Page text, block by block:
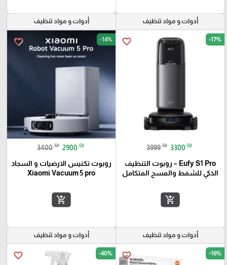
أدوات و مواد تنظيف
favorite_border -17%
3999 ₪ 3300 ₪
Eufy S1 Pro – روبوت التنظيف
الذكي للشفط والمسح المتكامل
add_shopping_cart
أدوات و مواد تنظيف
favorite_border -14%
3400 ₪ 2900 ₪
روبوت تكنيس الارضيات و السجاد
Xiaomi Vacuum 5 pro
add_shopping_cart
أدوات و مواد تنظيف
favorite_border -16%
أدوات و مواد تنظيف
favorite_border -40%